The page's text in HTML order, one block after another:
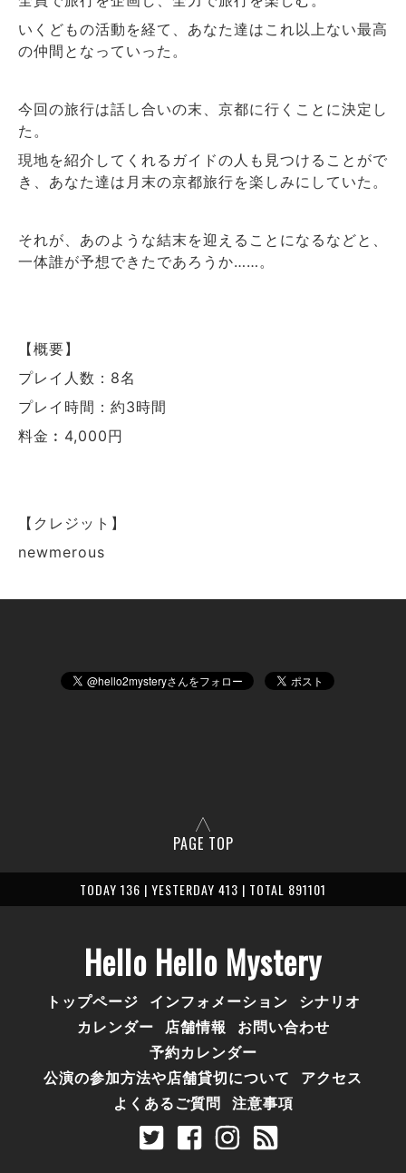
いくどもの活動を経て、あなた達はこれ以上ない最高
の仲間となっていった。
今回の旅行は話し合いの末、京都に行くことに決定し
た。
現地を紹介してくれるガイドの人も見つけることがで
き、あなた達は月末の京都旅行を楽しみにしていた。
それが、あのような結末を迎えることになるなどと、
一体誰が予想できたであろうか……。
【概要】
プレイ人数：8名
プレイ時間：約3時間
料金︰4,000円
【クレジット】
newmerous
PAGE TOP
TODAY 136 | YESTERDAY 413 | TOTAL 891101
Hello Hello Mystery
トップページ インフォメーション シナリオ
カレンダー 店舗情報
お問い合わせ
予約カレンダー
公演の参加方法や店舗貸切について
アクセス
よくあるご質問 注意事項